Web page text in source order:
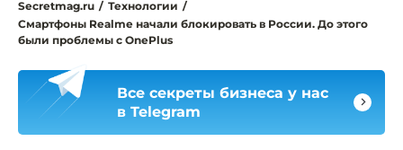
Secretmag.ru / Технологии /
Смартфоны Realme начали блокировать в России. До этого
были проблемы с OnePlus
Все секреты бизнеса у нас
в Telegram